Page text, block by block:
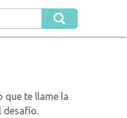
que te llame la
desafío.